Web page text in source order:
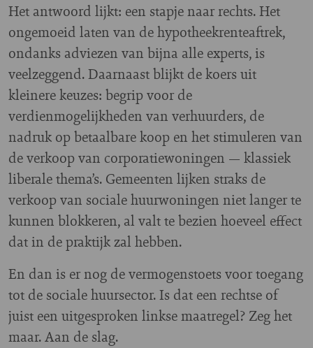
Het antwoord lijkt: een stapje naar rechts. Het
ongemoeid laten van de hypotheekrenteaftrek,
ondanks adviezen van bijna alle experts, is
veelzeggend. Daarnaast blijkt de koers uit
kleinere keuzes: begrip voor de
verdienmogelijkheden van verhuurders, de
nadruk op betaalbare koop en het stimuleren van
de verkoop van corporatiewoningen — klassiek
liberale thema’s. Gemeenten lijken straks de
verkoop van sociale huurwoningen niet langer te
kunnen blokkeren, al valt te bezien hoeveel effect
dat in de praktijk zal hebben.
En dan is er nog de vermogenstoets voor toegang
tot de sociale huursector. Is dat een rechtse of
juist een uitgesproken linkse maatregel? Zeg het
maar. Aan de slag.